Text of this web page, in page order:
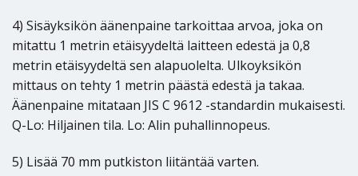
4) Sisäyksikön äänenpaine tarkoittaa arvoa, joka on
mitattu 1 metrin etäisyydeltä laitteen edestä ja 0,8
metrin etäisyydeltä sen alapuolelta. Ulkoyksikön
mittaus on tehty 1 metrin päästä edestä ja takaa.
Äänenpaine mitataan JIS C 9612 -standardin mukaisesti.
Q-Lo: Hiljainen tila. Lo: Alin puhallinnopeus.
5) Lisää 70 mm putkiston liitäntää varten.